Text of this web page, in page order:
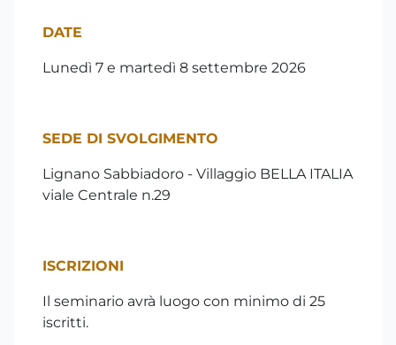
DATE
Lunedì 7 e martedì 8 settembre 2026
SEDE DI SVOLGIMENTO
Lignano Sabbiadoro - Villaggio BELLA ITALIA
viale Centrale n.29
ISCRIZIONI
Il seminario avrà luogo con minimo di 25
iscritti.